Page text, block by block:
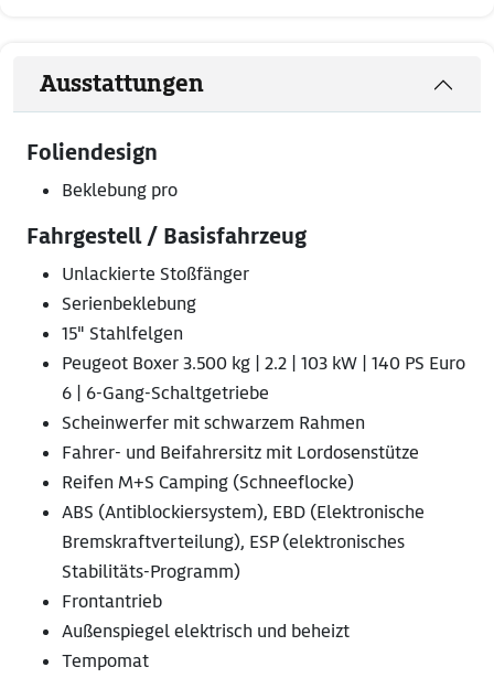
Ausstattungen
Foliendesign
Beklebung pro
Fahrgestell / Basisfahrzeug
Unlackierte Stoßfänger
Serienbeklebung
15" Stahlfelgen
Peugeot Boxer 3.500 kg | 2.2 | 103 kW | 140 PS Euro
6 | 6-Gang-Schaltgetriebe
Scheinwerfer mit schwarzem Rahmen
Fahrer- und Beifahrersitz mit Lordosenstütze
Reifen M+S Camping (Schneeflocke)
ABS (Antiblockiersystem), EBD (Elektronische
Bremskraftverteilung), ESP (elektronisches
Stabilitäts-Programm)
Frontantrieb
Außenspiegel elektrisch und beheizt
Tempomat